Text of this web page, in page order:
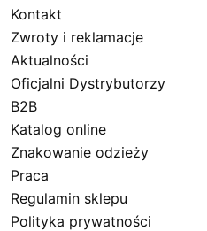
Kontakt
Zwroty i reklamacje
Aktualności
Oficjalni Dystrybutorzy
B2B
Katalog online
Znakowanie odzieży
Praca
Regulamin sklepu
Polityka prywatności